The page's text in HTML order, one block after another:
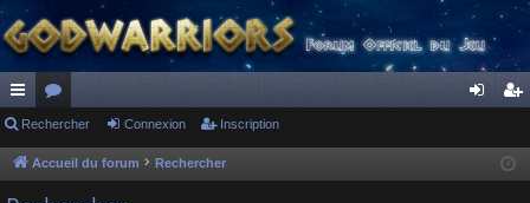
ac
co
ur
or
u
m
cri
Rechercher Connexion Inscription
Accueil du forum Rechercher